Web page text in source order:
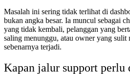
Masalah ini sering tidak terlihat di
bukan angka besar. Ia muncul sebagai
yang tidak kembali, pelanggan yang
saling menunggu, atau owner yang sulit
sebenarnya terjadi.
Kapan jalur support